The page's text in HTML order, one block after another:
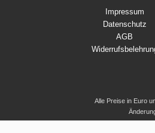
Impressum
Datenschutz
AGB
Alle Preise in Euro